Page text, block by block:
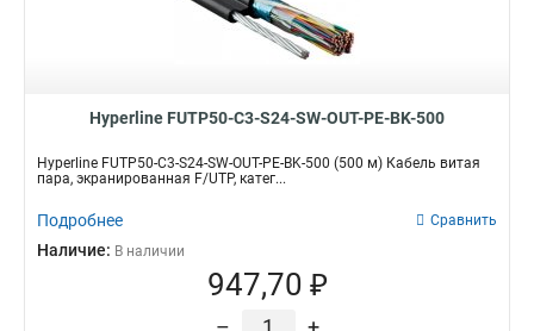
Hyperline FUTP50-C3-S24-SW-OUT-PE-BK-500
Hyperline FUTP50-C3-S24-SW-OUT-PE-BK-500 (500 м) Кабель витая
пара, экранированная F/UTP, катег...
Подробнее Сравнить
Наличие: В наличии
947,70 ₽